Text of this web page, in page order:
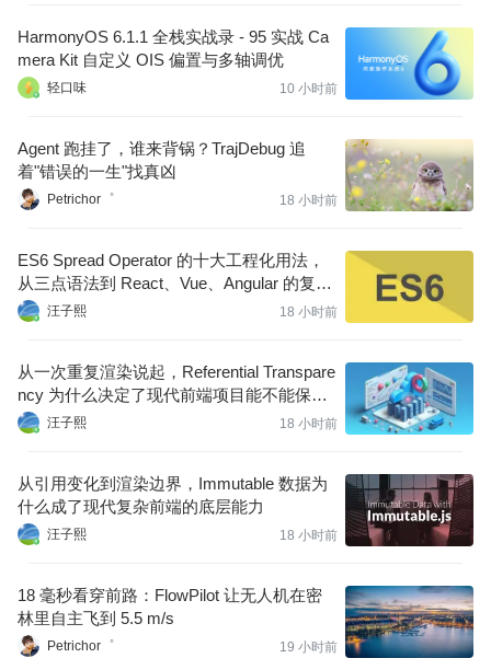
HarmonyOS 6.1.1 全栈实战录 - 95 实战 Ca
mera Kit 自定义 OIS 偏置与多轴调优
轻口味 10 小时前
Agent 跑挂了，谁来背锅？TrajDebug 追
着"错误的一生"找真凶
Petrichor゜ 18 小时前
ES6 Spread Operator 的十大工程化用法，
从三点语法到 React、Vue、Angular 的复杂
状态更新
汪子熙 18 小时前
从一次重复渲染说起，Referential Transpare
ncy 为什么决定了现代前端项目能不能保持
可预测汪子熙 18 小时前
从引用变化到渲染边界，Immutable 数据为
什么成了现代复杂前端的底层能力
汪子熙 18 小时前
18 毫秒看穿前路：FlowPilot 让无人机在密
林里自主飞到 5.5 m/s
Petrichor゜ 19 小时前